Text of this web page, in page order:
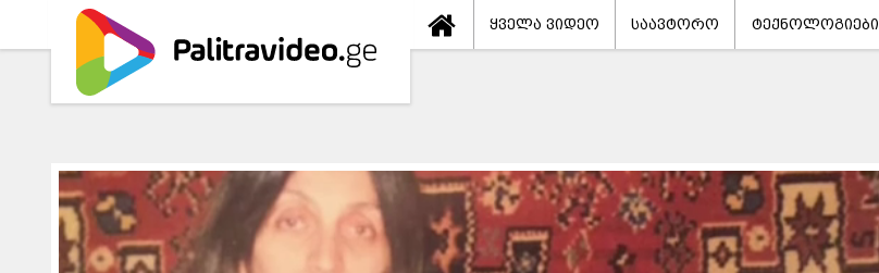
ყველა ვიდეო საავტორო ტექნოლოგიები